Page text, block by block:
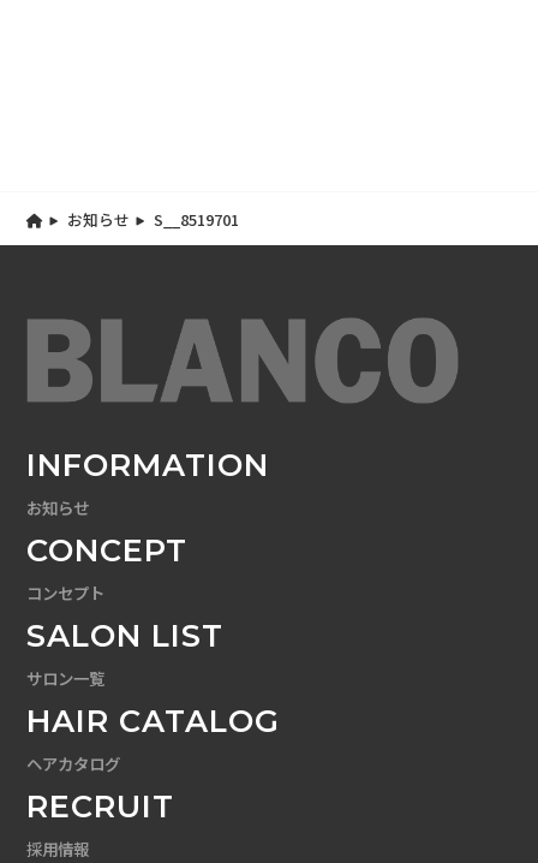
お知らせ S__8519701
INFORMATION
お知らせ
CONCEPT
コンセプト
SALON LIST
サロン一覧
HAIR CATALOG
ヘアカタログ
RECRUIT
採用情報